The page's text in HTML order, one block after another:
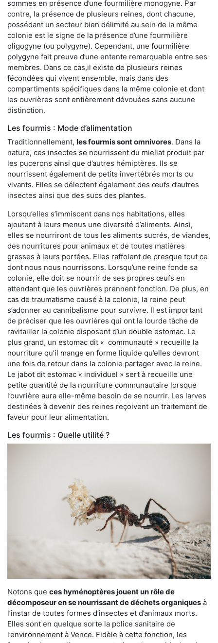
sommes en présence d’une fourmilière monogyne. Par
contre, la présence de plusieurs reines, dont chacune,
possédant un secteur bien délimité au sein de la même
colonie est le signe de la présence d’une fourmilière
oligogyne (ou polygyne). Cependant, une fourmilière
polygyne fait preuve d’une entente remarquable entre ses
membres. Dans ce cas,il existe de plusieurs reines
fécondées qui vivent ensemble, mais dans des
compartiments spécifiques dans la même colonie et dont
les ouvrières sont entièrement dévouées sans aucune
distinction.
Les fourmis : Mode d’alimentation
Traditionnellement, les fourmis sont omnivores. Dans la
nature, ces insectes se nourrissent du miellat produit par
les pucerons ainsi que d’autres hémiptères. Ils se
nourrissent également de petits invertébrés morts ou
vivants. Elles se délectent également des œufs d’autres
insectes ainsi que des sucs des plantes.
Lorsqu’elles s’immiscent dans nos habitations, elles
ajoutent à leurs menus une diversité d’aliments. Ainsi,
elles se nourriront de tous les aliments sucrés, de viandes,
des nourritures pour animaux et de toutes matières
grasses à leurs portées. Elles raffolent de presque tout ce
dont nous nous nourrissons. Lorsqu’une reine fonde sa
colonie, elle doit se nourrir de ses propres œufs en
attendant que les ouvrières prennent fonction. De plus, en
cas de traumatisme causé à la colonie, la reine peut
s’adonner au cannibalisme pour survivre. Il est important
de préciser que les ouvrières qui ont la lourde tâche de
ravitailler la colonie disposent d’un double estomac. Le
plus grand, un estomac dit « communauté » recueille la
nourriture qu’il mange en forme liquide qu’elles devront
une fois de retour dans la colonie partager avec la reine.
Le jabot dit estomac « individuel » sert à recueille une
petite quantité de la nourriture communautaire lorsque
l’ouvrière aura elle-même besoin de se nourrir. Les larves
destinées à devenir des reines reçoivent un traitement de
faveur pour leur alimentation.
Les fourmis : Quelle utilité ?
Notons que ces hyménoptères jouent un rôle de
décomposeur en se nourrissant de déchets organiques à
l’instar de toutes formes d’insectes et d’animaux morts.
Elles sont en quelque sorte la police sanitaire de
l’environnement à Vence. Fidèle à cette fonction, les